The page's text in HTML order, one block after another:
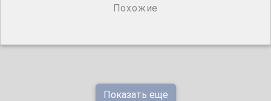
Похожие
Показать еще